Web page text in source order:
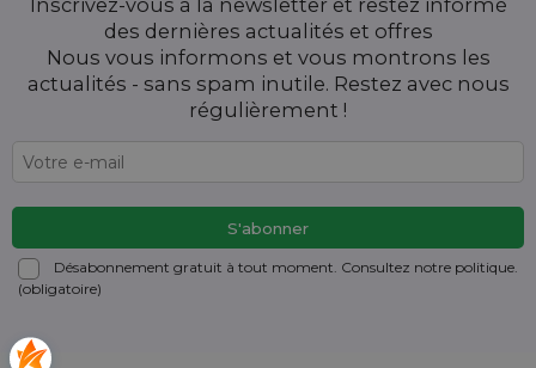
Inscrivez-vous à la newsletter et restez informé
des dernières actualités et offres
Nous vous informons et vous montrons les
actualités - sans spam inutile. Restez avec nous
régulièrement !
Désabonnement gratuit à tout moment. Consultez notre politique.
(obligatoire)